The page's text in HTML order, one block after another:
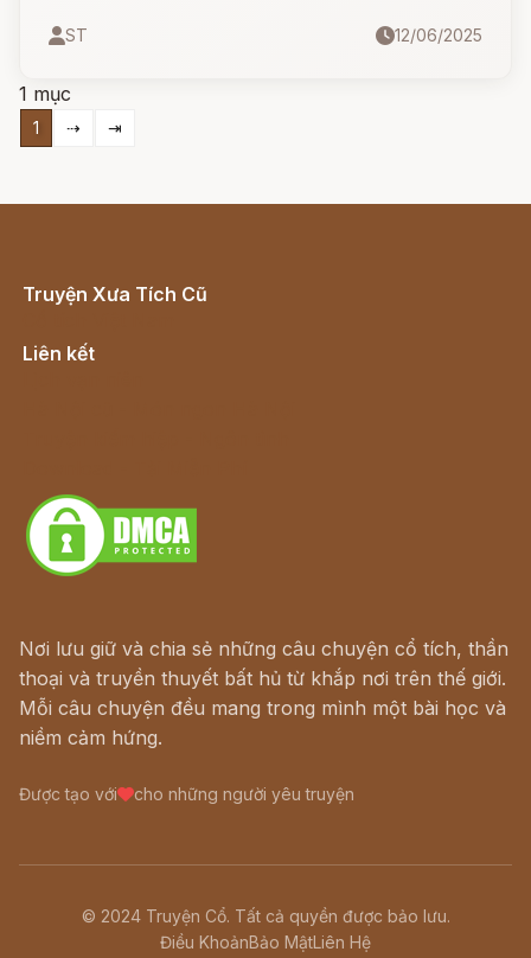
ST 12/06/2025
1 mục
1 ⇢ ⇥
Truyện Xưa Tích Cũ
Liên kết
Nơi lưu giữ và chia sẻ những câu chuyện cổ tích, thần
thoại và truyền thuyết bất hủ từ khắp nơi trên thế giới.
Mỗi câu chuyện đều mang trong mình một bài học và
niềm cảm hứng.
Được tạo với cho những người yêu truyện
© 2024 Truyện Cổ. Tất cả quyền được bảo lưu.
Điều KhoảnBảo MậtLiên Hệ